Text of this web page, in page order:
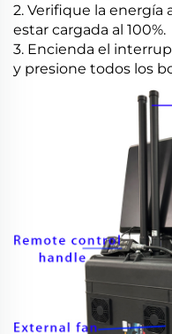
2. Verifique la energía
estar cargada al 100%.
3. Encienda el
y presione todos los